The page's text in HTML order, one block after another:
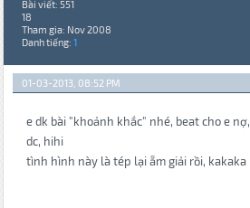
Bài viết: 551
18
Tham gia: Nov 2008
Danh tiếng: 1
01-03-2013, 08:52 PM
e dk bài "khoảnh khắc" nhé, beat cho e
dc, hihi
tình hình này là tép lại ẵm giải rồi, kakaka